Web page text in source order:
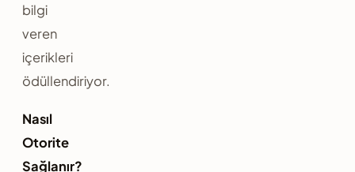
bilgi
veren
içerikleri
ödüllendiriyor.
Nasıl
Otorite
Sağlanır?